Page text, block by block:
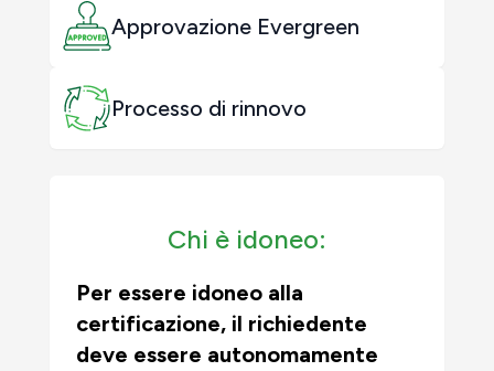
Approvazione Evergreen
Processo di rinnovo
Chi è idoneo:
Per essere idoneo alla
certificazione, il richiedente
deve essere autonomamente